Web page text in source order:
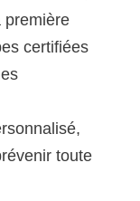
première
certifiées
toute